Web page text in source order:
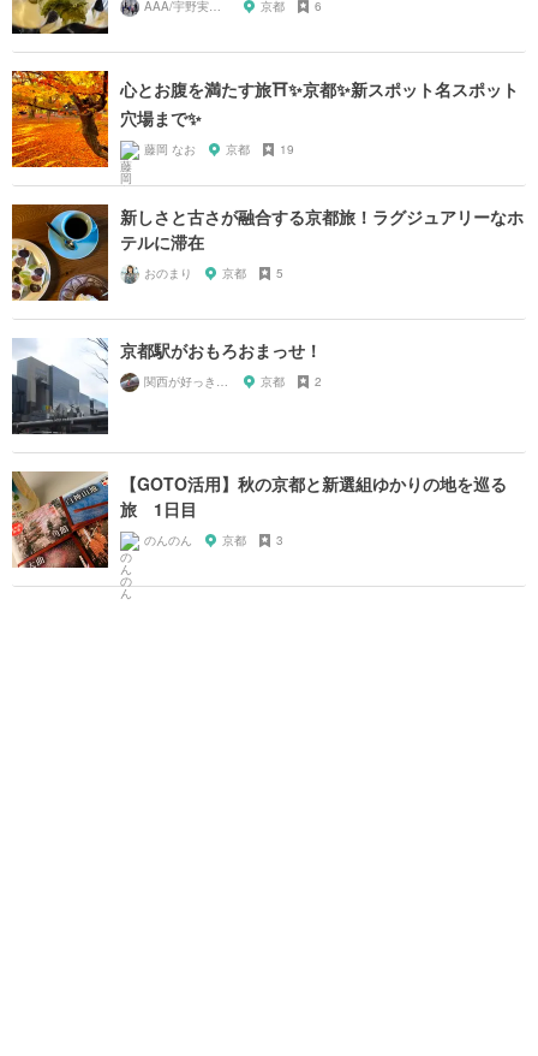
AAA/宇野実彩子推し 京都 6
心とお腹を満たす旅⛩✨京都✨新スポット名スポット
穴場まで✨
藤岡 なお 京都 19
新しさと古さが融合する京都旅！ラグジュアリーなホ
テルに滞在
おのまり 京都 5
京都駅がおもろおまっせ！
関西が好っきゃねん 京都 2
【GOTO活用】秋の京都と新選組ゆかりの地を巡る
旅 1日目
のんのん 京都 3